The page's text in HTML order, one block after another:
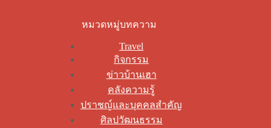
หมวดหมู่บทความ
Travel
กิจกรรม
ข่าวบ้านเฮา
คลังความรู้
ปราชญ์และบุคคลสำคัญ
ศิลปวัฒนธรรม